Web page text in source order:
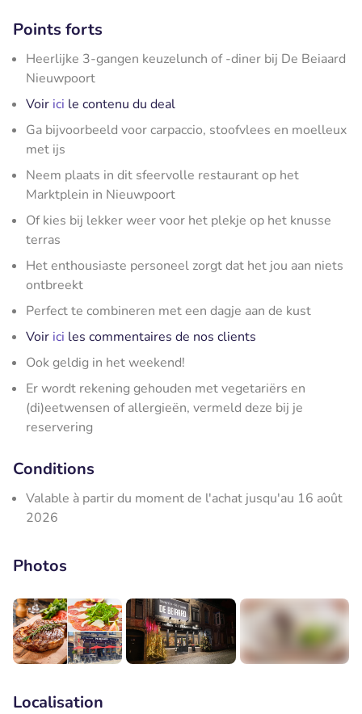
Points forts
Heerlijke 3-gangen keuzelunch of -diner bij De Beiaard
Nieuwpoort
Voir ici le contenu du deal
Ga bijvoorbeeld voor carpaccio, stoofvlees en moelleux
met ijs
Neem plaats in dit sfeervolle restaurant op het
Marktplein in Nieuwpoort
Of kies bij lekker weer voor het plekje op het knusse
terras
Het enthousiaste personeel zorgt dat het jou aan niets
ontbreekt
Perfect te combineren met een dagje aan de kust
Voir ici les commentaires de nos clients
Ook geldig in het weekend!
Er wordt rekening gehouden met vegetariërs en
(di)eetwensen of allergieën, vermeld deze bij je
reservering
Conditions
Valable à partir du moment de l'achat jusqu'au 16 août
2026
Photos
Localisation